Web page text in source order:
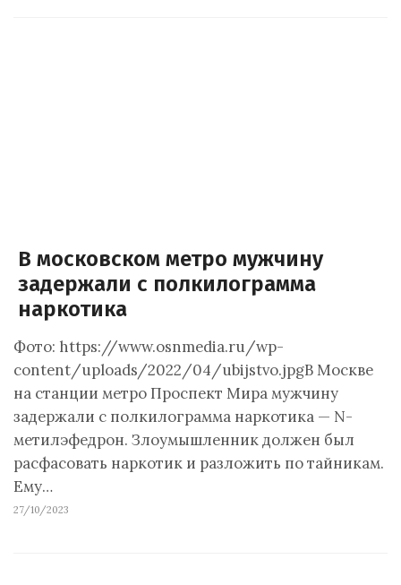
В московском метро мужчину
задержали с полкилограмма
наркотика
Фото: https://www.osnmedia.ru/wp-
content/uploads/2022/04/ubijstvo.jpgВ Москве
на станции метро Проспект Мира мужчину
задержали с полкилограмма наркотика — N-
метилэфедрон. Злоумышленник должен был
расфасовать наркотик и разложить по тайникам.
Ему…
27/10/2023